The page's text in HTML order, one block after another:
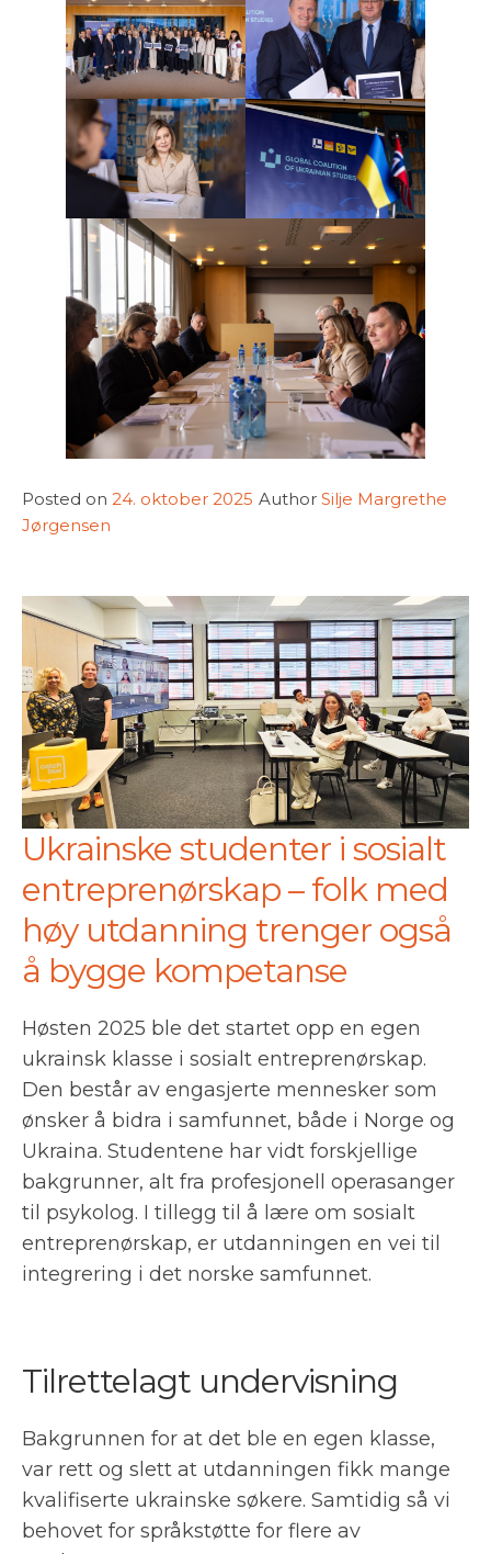
Posted on 24. oktober 2025 Author Silje Margrethe
Jørgensen
Ukrainske studenter i sosialt
entreprenørskap – folk med
høy utdanning trenger også
å bygge kompetanse
Høsten 2025 ble det startet opp en egen
ukrainsk klasse i sosialt entreprenørskap.
Den består av engasjerte mennesker som
ønsker å bidra i samfunnet, både i Norge og
Ukraina. Studentene har vidt forskjellige
bakgrunner, alt fra profesjonell operasanger
til psykolog. I tillegg til å lære om sosialt
entreprenørskap, er utdanningen en vei til
integrering i det norske samfunnet.
Tilrettelagt undervisning
Bakgrunnen for at det ble en egen klasse,
var rett og slett at utdanningen fikk mange
kvalifiserte ukrainske søkere. Samtidig så vi
behovet for språkstøtte for flere av